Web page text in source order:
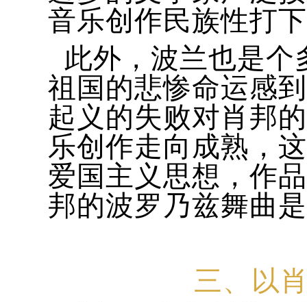
音乐创作民族性打
此外，波兰也是
祖国的悲惨命运感
起义的失败对肖邦
乐创作走向成熟，
爱国主义思想，作
邦的波罗乃兹舞曲
三、以